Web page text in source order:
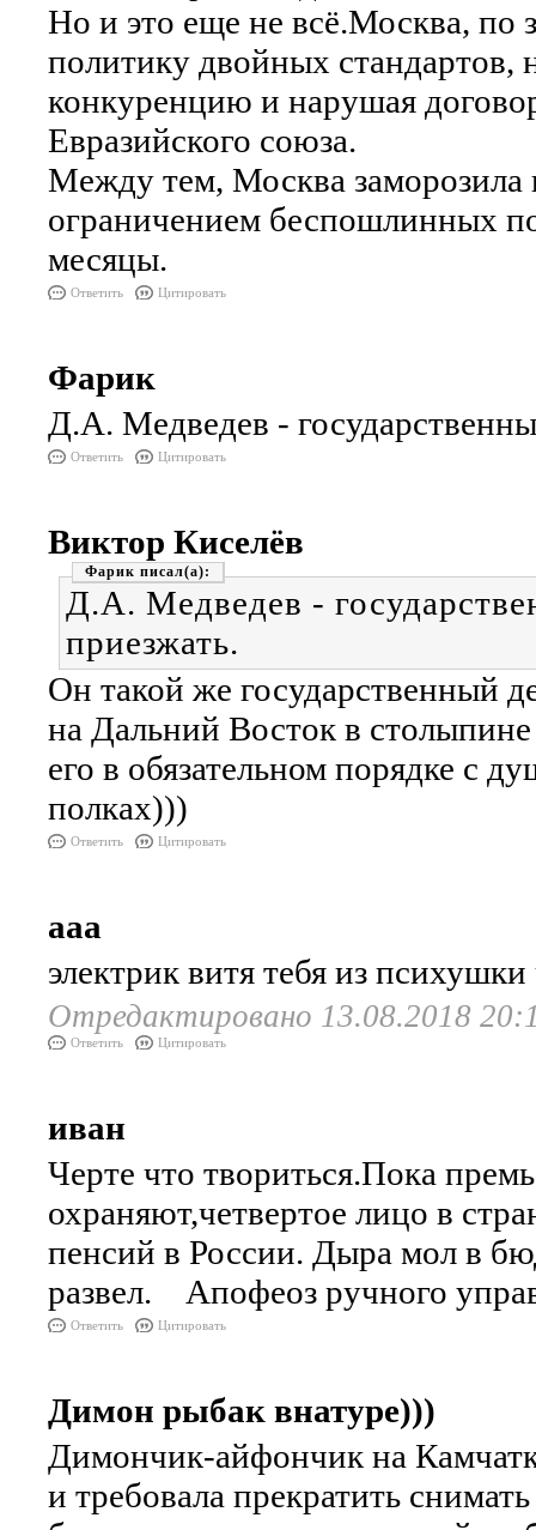
Но и это еще не всё.Москва, по
политику двойных стандартов,
конкуренцию и нарушая
Евразийского союза.
Между тем, Москва заморозила
ограничением беспошлинных
месяцы.
Ответить Цитировать
Фарик
Д.А. Медведев -
Ответить Цитировать
Виктор Киселёв
Фарик
Д.А. Медведев -
приезжать.
Он такой же государственный
на Дальний Восток в
его в обязательном порядке с
полках)))
Ответить Цитировать
ааа
электрик витя тебя из
Отредактировано 13.08.2018
Ответить Цитировать
иван
Черте что твориться.Пока
охраняют,четвертое лицо в
пенсий в России. Дыра мол в
развел. Апофеоз ручного
Ответить Цитировать
Димон рыбак внатуре)))
Димончик-айфончик на
и требовала прекратить